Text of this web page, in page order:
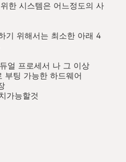
한 시스템은 어느정도의 사
기 위해서는 최소한 아래 4
얼 프로세서 나 그 이상
부팅 가능한 하드웨어
가능할것